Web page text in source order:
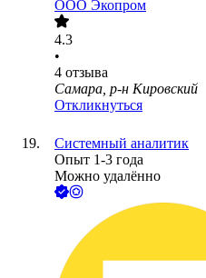
ООО Экопром
4.3
•
4 отзыва
Самара, р-н Кировский
Откликнуться
Системный аналитик
Опыт 1-3 года
Можно удалённо